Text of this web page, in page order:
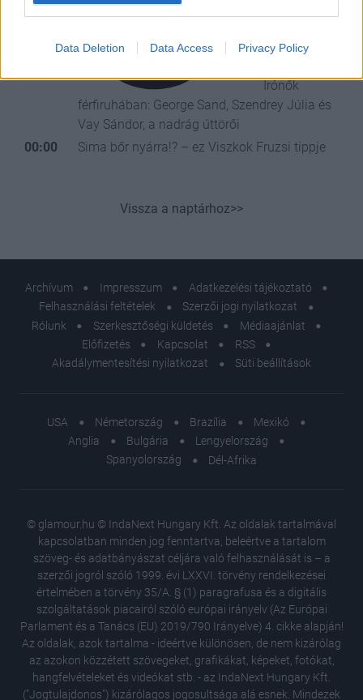
Data Deletion Data Access Privacy Policy
Írónők
férfiruhában: George Sand, Szendrey Júlia és
Vay Sándor, a nadrág úttörői
00:00
Sima bőr nyárra!? – ez Viszkok Fruzsi tippje
Vissza a naptárhoz>>
Archívum Impresszum
Adatkezelési tájékoztató
Felhasználási feltételek
Szerzői jogi nyilatkozat
Rólunk
Szerkesztőségi küldetés
Médiaajánlat
Előfizetés
Kapcsolat
RSS
Akadálymentesítési nyilatkozat
Süti beállítások
USA Németország Brazília
Mexikó
Anglia
Bulgária
Lengyelország
Spanyolország
Dél-Afrika
© glamour.hu © IndaNext Hungary Kft. Az oldalak tartalmával
kapcsolatban minden jog fenntartva, beleértve a tartalom
szöveg- és adatbányászat céljára való felhasználását is – a
szerzői jogról szóló 1999. évi LXXVI. törvény rendelkezései
értelmében a törvény 35/A. § (1) paragrafusa és a digitális
szolgáltatások piacairól szóló európai irányelv (Az Európai
Parlament és a Tanács (EU) 2019/790 Irányelve) 4. cikke alapján!
Az oldalak, azok tartalma - ideértve különösen, de nem kizárólag
az azokon közzétett szövegeket, grafikákat, képeket, fotókat,
hangfelvételeket és videókat stb. - az IndaNext Hungary Kft.
("Jogtulajdonos") kizárólagos jogosultsága alá esnek. Mindezek